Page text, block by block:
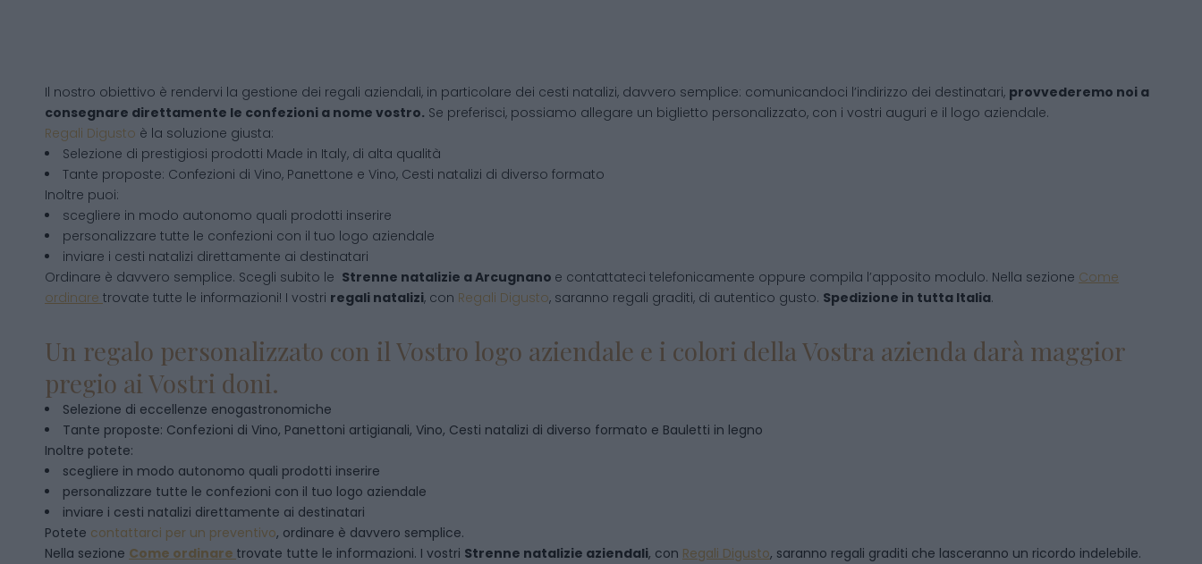
Il nostro obiettivo è rendervi la gestione dei regali aziendali, in particolare dei cesti natalizi, davvero semplice: comunicandoci l’indirizzo dei destinatari, provvederemo noi a
consegnare direttamente le confezioni a nome vostro. Se preferisci, possiamo allegare un biglietto personalizzato, con i vostri auguri e il logo aziendale.
Regali Digusto è la soluzione giusta:
Selezione di prestigiosi prodotti Made in Italy, di alta qualità
Tante proposte: Confezioni di Vino, Panettone e Vino, Cesti natalizi di diverso formato
Inoltre puoi:
scegliere in modo autonomo quali prodotti inserire
personalizzare tutte le confezioni con il tuo logo aziendale
inviare i cesti natalizi direttamente ai destinatari
Ordinare è davvero semplice. Scegli subito le Strenne natalizie aArcugnano e contattateci telefonicamente oppure compila l’apposito modulo. Nella sezione Come
ordinare trovate tutte le informazioni! I vostri regali natalizi, con Regali Digusto, saranno regali graditi, di autentico gusto. Spedizione in tutta Italia.
Un regalo personalizzato con il Vostro logo aziendale e i colori della Vostra azienda darà maggior
pregio ai Vostri doni.
Selezione di eccellenze enogastronomiche
Tante proposte: Confezioni di Vino, Panettoni artigianali, Vino, Cesti natalizi di diverso formato e Bauletti in legno
Inoltre potete:
scegliere in modo autonomo quali prodotti inserire
personalizzare tutte le confezioni con il tuo logo aziendale
inviare i cesti natalizi direttamente ai destinatari
Potete contattarci per un preventivo, ordinare è davvero semplice.
Nella sezione Come ordinare trovate tutte le informazioni. I vostri Strenne natalizie aziendali, con Regali Digusto, saranno regali graditi che lasceranno un ricordo indelebile.